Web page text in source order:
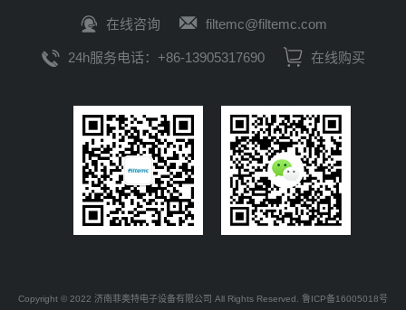
在线咨询 filtemc@filtemc.com
24h服务电话：+86-13905317690 在线购买
Copyright © 2022 济南菲奥特电子设备有限公司 All Rights Reserved. 鲁ICP备16005018号